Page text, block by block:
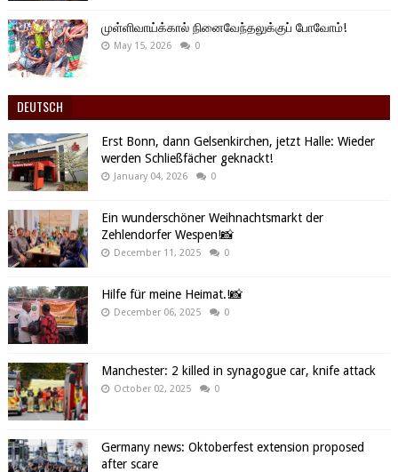
முள்ளிவாய்க்கால் நினைவேந்தலுக்குப் போவோம்!
May 15, 2026 0
DEUTSCH
Erst Bonn, dann Gelsenkirchen, jetzt Halle: Wieder
werden Schließfächer geknackt!
January 04, 2026 0
Ein wunderschöner Weihnachtsmarkt der
Zehlendorfer Wespen!📸
December 11, 2025 0
Hilfe für meine Heimat.!📸
December 06, 2025 0
Manchester: 2 killed in synagogue car, knife attack
October 02, 2025 0
Germany news: Oktoberfest extension proposed
after scare